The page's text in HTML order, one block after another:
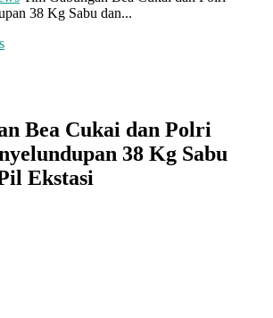
38 Kg Sabu dan...
Bea Cukai dan Polri
38 Kg Sabu
Ekstasi